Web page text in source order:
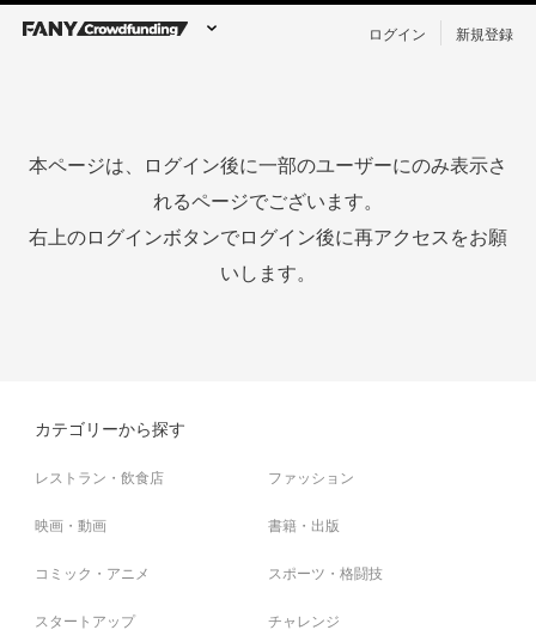
ログイン 新規登録
本ページは、ログイン後に一部のユーザーにのみ表示さ
れるページでございます。
右上のログインボタンでログイン後に再アクセスをお願
いします。
カテゴリーから探す
レストラン・飲食店 ファッション
映画・動画 書籍・出版
コミック・アニメ スポーツ・格闘技
スタートアップ チャレンジ